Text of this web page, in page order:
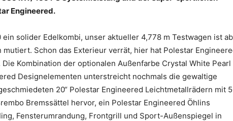
Engineered.
ein solider Edelkombi, unser aktueller 4,778 m Testwagen ist
Schon das Exterieur verrät, hier hat Polestar
Die Kombination der optionalen Außenfarbe Crystal White
Designelementen unterstreicht nochmals die gewaltige
20“ Polestar Engineered Leichtmetallrädern mit
Bremssättel hervor, ein Polestar Engineered Öhlins
Fensterumrandung, Frontgrill und Sport-Außenspiegel in